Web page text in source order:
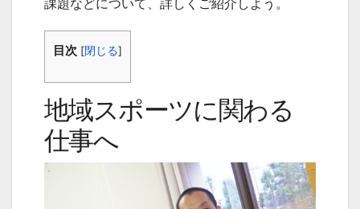
目次 [閉じる]
地域スポーツに関わる
仕事へ